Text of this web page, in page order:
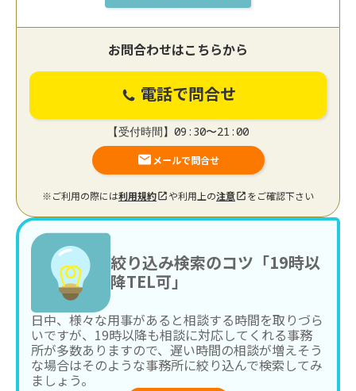
お問合わせはこちらから
電話で問合せ
【受付時間】09:30〜21:00
メールで問合せ
※ご利用の際には利用規約 や利用上の注意 をご確認下さい
絞り込み検索のコツ「19時以
降TEL可」
日中、様々な用事があると相談する時間を取りづら
いですが、19時以降も相談に対応してくれる事務
所が多数ありますので、遅い時間の相談が増えそう
な場合はそのような事務所に絞り込んで検索してみ
ましょう。